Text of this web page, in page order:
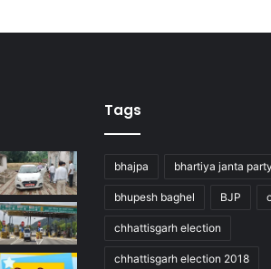
Tags
bhajpa bhartiya janta party
bhupesh baghel BJP
chhattisgarh election
chhattisgarh election 2018